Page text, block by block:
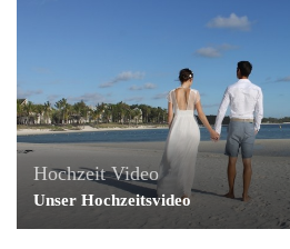
Hochzeit Video
Unser Hochzeitsvideo